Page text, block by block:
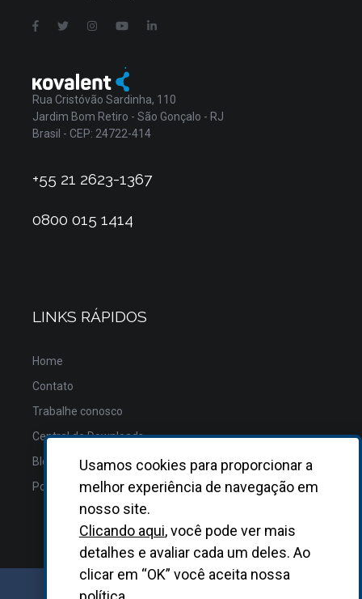
Rua Cristóvão Sardinha, 110
Jardim Bom Retiro - São Gonçalo - RJ
Brasil - CEP: 24722-414
+55 21 2623-1367
0800 015 1414
LINKS RÁPIDOS
Home
Contato
Trabalhe conosco
Central de Downloads
Blog
Política de Privacidade
Usamos cookies para proporcionar a
melhor experiência de navegação em
nosso site.
Clicando aqui, você pode ver mais
detalhes e avaliar cada um deles. Ao
clicar em “OK” você aceita nossa